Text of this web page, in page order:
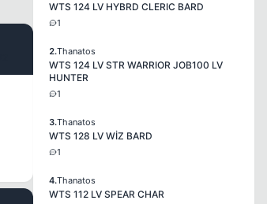
WTS 124 LV HYBRD CLERIC BARD
1
2.Thanatos
WTS 124 LV STR WARRIOR JOB100 LV
HUNTER
1
3.Thanatos
WTS 128 LV WİZ BARD
1
4.Thanatos
WTS 112 LV SPEAR CHAR